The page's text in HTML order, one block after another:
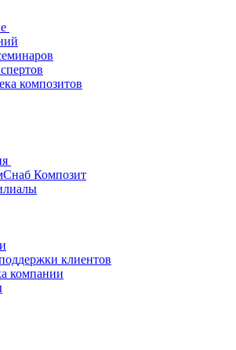
композитов
Композит
клиентов
компании